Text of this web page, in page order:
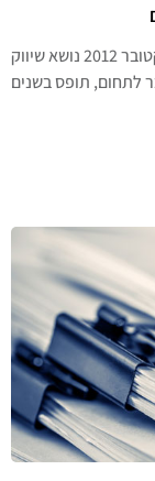
בחירת איש יחסי ציבור, כשלים, לקחים וטיפים – אוקטובר 2012 נושא שיווק
לתחום, תופס בשנים